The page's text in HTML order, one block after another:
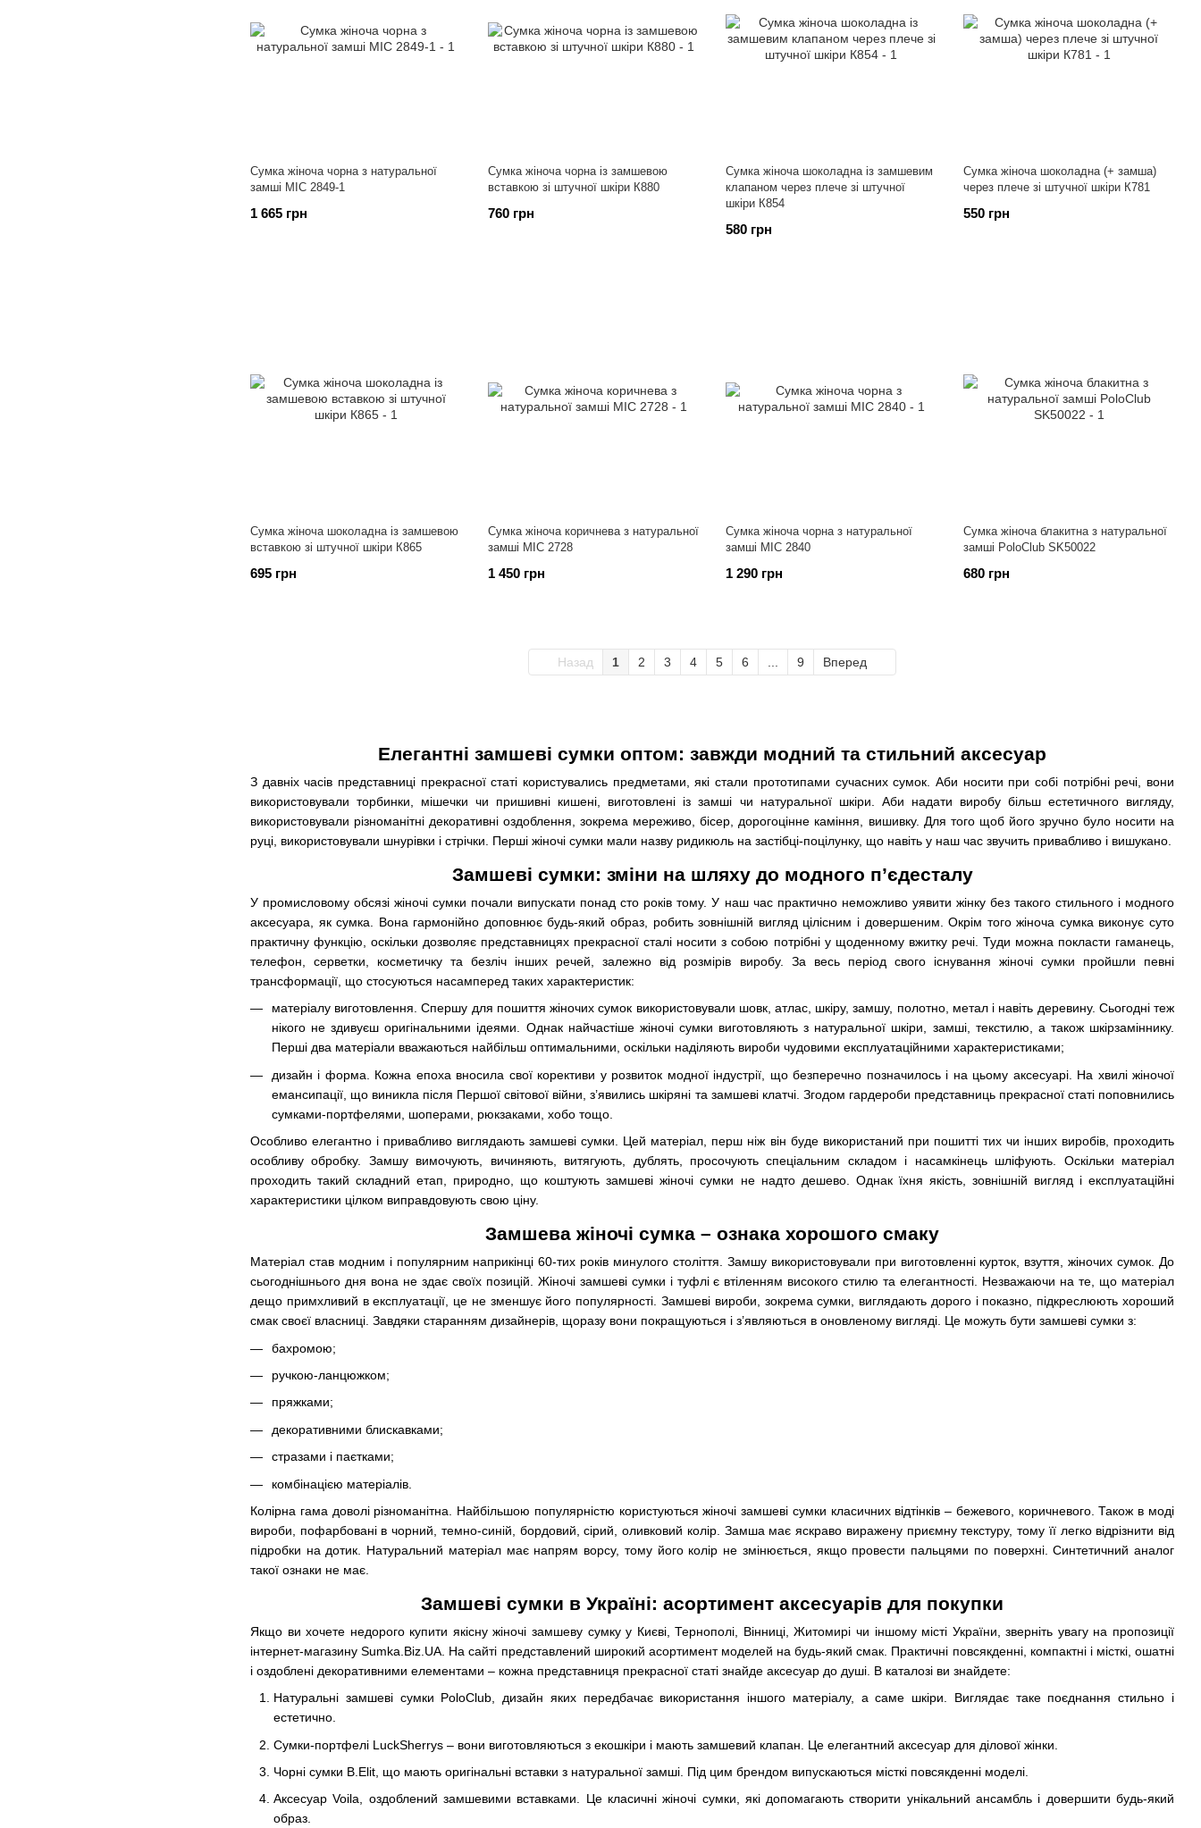
Елегантні замшеві сумки оптом: завжди модний та стильний аксесуар
З давніх часів представниці прекрасної статі користувались предметами, які стали прототипами сучасних сумок. Аби носити при собі потрібні речі, вони
використовували торбинки, мішечки чи пришивні кишені, виготовлені із замші чи натуральної шкіри. Аби надати виробу більш естетичного вигляду,
використовували різноманітні декоративні оздоблення, зокрема мереживо, бісер, дорогоцінне каміння, вишивку. Для того щоб його зручно було носити на
руці, використовували шнурівки і стрічки. Перші жіночі сумки мали назву ридикюль на застібці-поцілунку, що навіть у наш час звучить привабливо і вишукано.
Замшеві сумки: зміни на шляху до модного п’єдесталу
У промисловому обсязі жіночі сумки почали випускати понад сто років тому. У наш час практично неможливо уявити жінку без такого стильного і модного
аксесуара, як сумка. Вона гармонійно доповнює будь-який образ, робить зовнішній вигляд цілісним і довершеним. Окрім того жіноча сумка виконує суто
практичну функцію, оскільки дозволяє представницях прекрасної сталі носити з собою потрібні у щоденному вжитку речі. Туди можна покласти гаманець,
телефон, серветки, косметичку та безліч інших речей, залежно від розмірів виробу. За весь період свого існування жіночі сумки пройшли певні
трансформації, що стосуються насамперед таких характеристик:
матеріалу виготовлення. Спершу для пошиття жіночих сумок використовували шовк, атлас, шкіру, замшу, полотно, метал і навіть деревину. Сьогодні теж
нікого не здивуєш оригінальними ідеями. Однак найчастіше жіночі сумки виготовляють з натуральної шкіри, замші, текстилю, а також шкірзаміннику.
Перші два матеріали вважаються найбільш оптимальними, оскільки наділяють вироби чудовими експлуатаційними характеристиками;
дизайн і форма. Кожна епоха вносила свої корективи у розвиток модної індустрії, що безперечно позначилось і на цьому аксесуарі. На хвилі жіночої
емансипації, що виникла після Першої світової війни, з’явились шкіряні та замшеві клатчі. Згодом гардероби представниць прекрасної статі поповнились
сумками-портфелями, шоперами, рюкзаками, хобо тощо.
Особливо елегантно і привабливо виглядають замшеві сумки. Цей матеріал, перш ніж він буде використаний при пошитті тих чи інших виробів, проходить
особливу обробку. Замшу вимочують, вичиняють, витягують, дублять, просочують спеціальним складом і насамкінець шліфують. Оскільки матеріал
проходить такий складний етап, природно, що коштують замшеві жіночі сумки не надто дешево. Однак їхня якість, зовнішній вигляд і експлуатаційні
характеристики цілком виправдовують свою ціну.
Замшева жіночі сумка – ознака хорошого смаку
Матеріал став модним і популярним наприкінці 60-тих років минулого століття. Замшу використовували при виготовленні курток, взуття, жіночих сумок. До
сьогоднішнього дня вона не здає своїх позицій. Жіночі замшеві сумки і туфлі є втіленням високого стилю та елегантності. Незважаючи на те, що матеріал
дещо примхливий в експлуатації, це не зменшує його популярності. Замшеві вироби, зокрема сумки, виглядають дорого і показно, підкреслюють хороший
смак своєї власниці. Завдяки старанням дизайнерів, щоразу вони покращуються і з’являються в оновленому вигляді. Це можуть бути замшеві сумки з:
бахромою;
ручкою-ланцюжком;
пряжками;
декоративними блискавками;
стразами і паєтками;
комбінацією матеріалів.
Колірна гама доволі різноманітна. Найбільшою популярністю користуються жіночі замшеві сумки класичних відтінків – бежевого, коричневого. Також в моді
вироби, пофарбовані в чорний, темно-синій, бордовий, сірий, оливковий колір. Замша має яскраво виражену приємну текстуру, тому її легко відрізнити від
підробки на дотик. Натуральний матеріал має напрям ворсу, тому його колір не змінюється, якщо провести пальцями по поверхні. Синтетичний аналог
такої ознаки не має.
Замшеві сумки в Україні: асортимент аксесуарів для покупки
Якщо ви хочете недорого купити якісну жіночі замшеву сумку у Києві, Тернополі, Вінниці, Житомирі чи іншому місті України, зверніть увагу на пропозиції
інтернет-магазину Sumka.Biz.UA. На сайті представлений широкий асортимент моделей на будь-який смак. Практичні повсякденні, компактні і місткі, ошатні
і оздоблені декоративними елементами – кожна представниця прекрасної статі знайде аксесуар до душі. В каталозі ви знайдете:
Натуральні замшеві сумки PoloClub, дизайн яких передбачає використання іншого матеріалу, а саме шкіри. Виглядає таке поєднання стильно і
естетично.
Сумки-портфелі LuckSherrys – вони виготовляються з екошкіри і мають замшевий клапан. Це елегантний аксесуар для ділової жінки.
Чорні сумки B.Elit, що мають оригінальні вставки з натуральної замші. Під цим брендом випускаються місткі повсякденні моделі.
Аксесуар Voila, оздоблений замшевими вставками. Це класичні жіночі сумки, які допомагають створити унікальний ансамбль і довершити будь-який
образ.
Сумка жіноча чорна з натуральної
замші МІС 2849-1
1 665 грн
Сумка жіноча чорна із замшевою
вставкою зі штучної шкіри К880
760 грн
Сумка жіноча шоколадна із замшевим
клапаном через плече зі штучної
шкіри К854
580 грн
Сумка жіноча шоколадна (+ замша)
через плече зі штучної шкіри К781
550 грн
Сумка жіноча шоколадна із замшевою
вставкою зі штучної шкіри К865
695 грн
Сумка жіноча коричнева з натуральної
замші МІС 2728
1 450 грн
Сумка жіноча чорна з натуральної
замші МІС 2840
1 290 грн
Сумка жіноча блакитна з натуральної
замші PoloClub SK50022
680 грн
Назад 1 2 3 4 5 6 9 Вперед